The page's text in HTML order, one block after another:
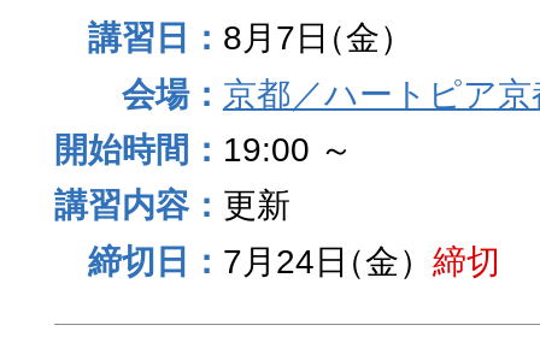
8月7日（金）
京都／ハートピア京
19:00 ～
更新
7月24日（金） 締切